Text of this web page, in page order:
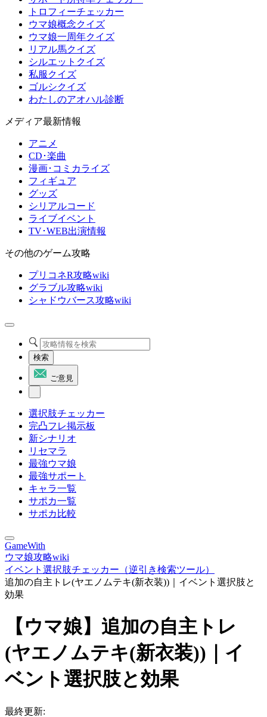
トロフィーチェッカー
ウマ娘概念クイズ
ウマ娘一周年クイズ
リアル馬クイズ
シルエットクイズ
私服クイズ
ゴルシクイズ
わたしのアオハル診断
メディア最新情報
アニメ
CD･楽曲
漫画･コミカライズ
フィギュア
グッズ
シリアルコード
ライブイベント
TV･WEB出演情報
その他のゲーム攻略
プリコネR攻略wiki
グラブル攻略wiki
シャドウバース攻略wiki
検索
ご意見
選択肢チェッカー
完凸フレ掲示板
新シナリオ
リセマラ
最強ウマ娘
最強サポート
キャラ一覧
サポカ一覧
サポカ比較
GameWith
ウマ娘攻略wiki
イベント選択肢チェッカー（逆引き検索ツール）
追加の自主トレ(ヤエノムテキ(新衣装))｜イベント選択肢と
効果
【ウマ娘】追加の自主トレ
(ヤエノムテキ(新衣装))｜イ
ベント選択肢と効果
最終更新: